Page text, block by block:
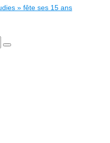
» fête ses 15 ans